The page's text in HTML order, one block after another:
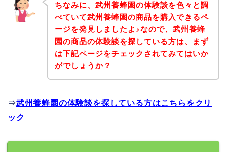
ちなみに、武州養蜂園の体験談を色々と調
べていて武州養蜂園の商品を購入できるペ
ージを発見しましたよ♪なので、武州養蜂
園の商品の体験談を探している方は、まず
は下記ページをチェックされてみてはいか
がでしょうか？
⇒武州養蜂園の体験談を探している方はこちらをクリ
ック